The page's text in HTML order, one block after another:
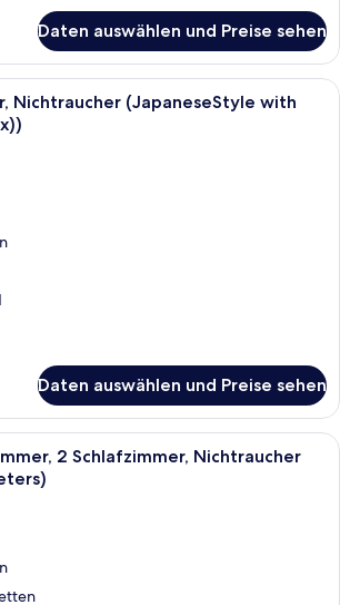
Daten auswählen und Preise sehen
Ein traditioneller japanischer Raum
Nichtraucher (JapaneseStyle with
Daten auswählen und Preise sehen
Ein Zimmer mit Tatami-Boden,
2 Schlafzimmer, Nichtraucher